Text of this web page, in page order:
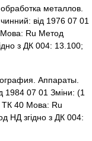
металлов.
від 1976 07 01
Мова: Ru Метод
з ДК 004: 13.100;
Аппараты.
1984 07 01 Зміни: (1
ТК 40 Мова: Ru
НД згідно з ДК 004: